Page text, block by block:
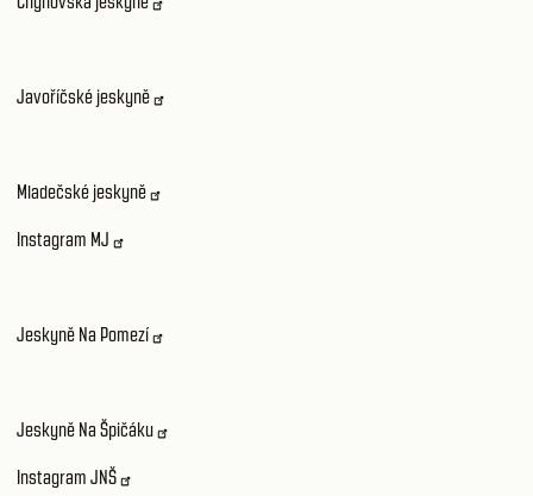
Javoříčské jeskyně
Mladečské jeskyně
Instagram MJ
Jeskyně Na Pomezí
Jeskyně Na Špičáku
Instagram JNŠ